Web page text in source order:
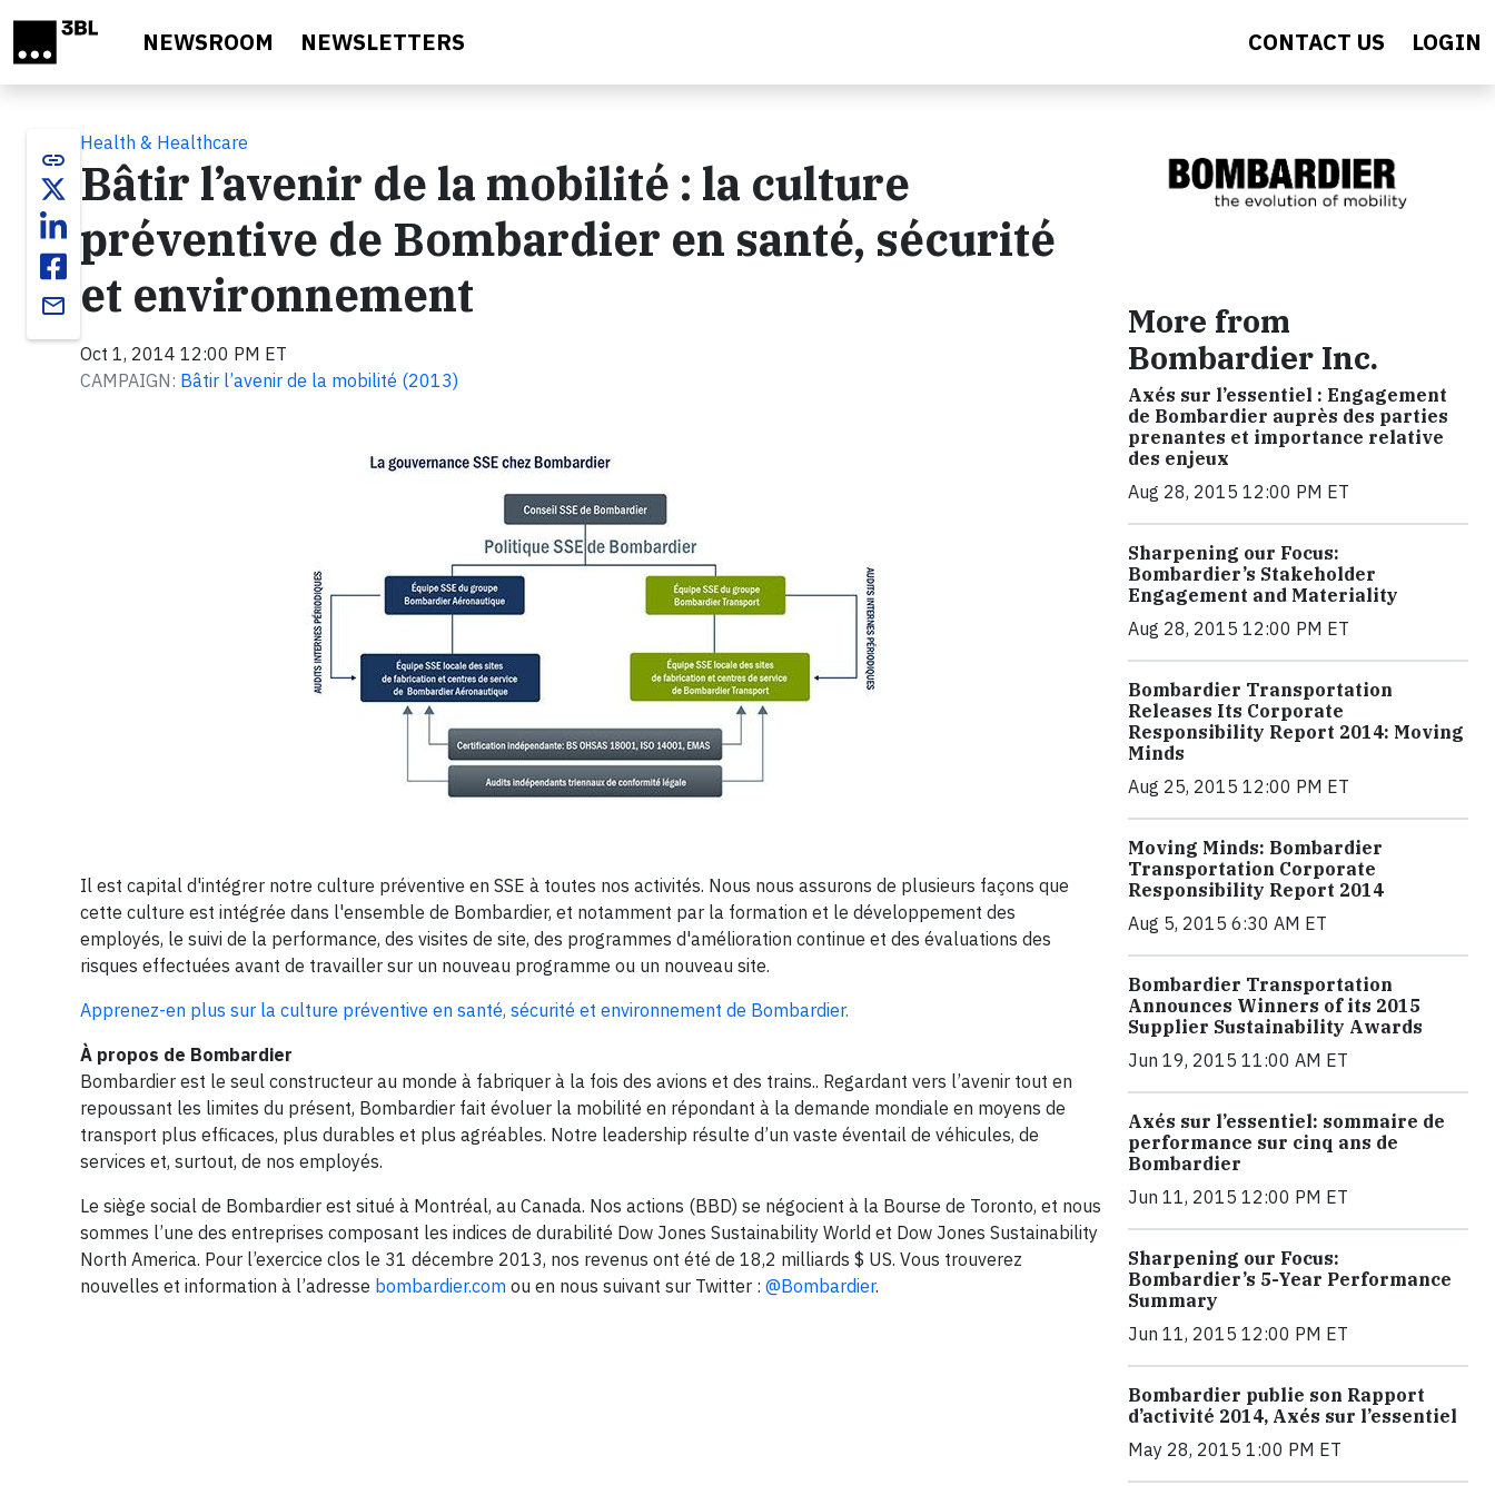
NEWSROOM NEWSLETTERS CONTACT US LOGIN
link
email
Health & Healthcare
Bâtir l’avenir de la mobilité : la culture
préventive de Bombardier en santé, sécurité
et environnement
Oct 1, 2014 12:00 PM ET
CAMPAIGN: Bâtir l’avenir de la mobilité (2013)
Il est capital d'intégrer notre culture préventive en SSE à toutes nos activités. Nous nous assurons de plusieurs façons que
cette culture est intégrée dans l'ensemble de Bombardier, et notamment par la formation et le développement des
employés, le suivi de la performance, des visites de site, des programmes d'amélioration continue et des évaluations des
risques effectuées avant de travailler sur un nouveau programme ou un nouveau site.
Apprenez-en plus sur la culture préventive en santé, sécurité et environnement de Bombardier.
À propos de Bombardier
Bombardier est le seul constructeur au monde à fabriquer à la fois des avions et des trains.. Regardant vers l’avenir tout en
repoussant les limites du présent, Bombardier fait évoluer la mobilité en répondant à la demande mondiale en moyens de
transport plus efficaces, plus durables et plus agréables. Notre leadership résulte d’un vaste éventail de véhicules, de
services et, surtout, de nos employés.
Le siège social de Bombardier est situé à Montréal, au Canada. Nos actions (BBD) se négocient à la Bourse de Toronto, et nous
sommes l’une des entreprises composant les indices de durabilité Dow Jones Sustainability World et Dow Jones Sustainability
North America. Pour l’exercice clos le 31 décembre 2013, nos revenus ont été de 18,2 milliards $ US. Vous trouverez
nouvelles et information à l’adresse bombardier.com ou en nous suivant sur Twitter : @Bombardier.
More from
Bombardier Inc.
Axés sur l’essentiel : Engagement
de Bombardier auprès des parties
prenantes et importance relative
des enjeux
Aug 28, 2015 12:00 PM ET
Sharpening our Focus:
Bombardier’s Stakeholder
Engagement and Materiality
Aug 28, 2015 12:00 PM ET
Bombardier Transportation
Releases Its Corporate
Responsibility Report 2014: Moving
Minds
Aug 25, 2015 12:00 PM ET
Moving Minds: Bombardier
Transportation Corporate
Responsibility Report 2014
Aug 5, 2015 6:30 AM ET
Bombardier Transportation
Announces Winners of its 2015
Supplier Sustainability Awards
Jun 19, 2015 11:00 AM ET
Axés sur l’essentiel: sommaire de
performance sur cinq ans de
Bombardier
Jun 11, 2015 12:00 PM ET
Sharpening our Focus:
Bombardier’s 5-Year Performance
Summary
Jun 11, 2015 12:00 PM ET
Bombardier publie son Rapport
d’activité 2014, Axés sur l’essentiel
May 28, 2015 1:00 PM ET